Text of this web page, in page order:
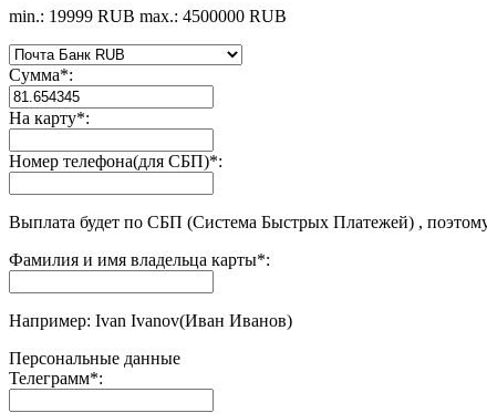
min.: 19999 RUB max.: 4500000 RUB
Сумма*:
На карту*:
Номер телефона(для СБП)*:
Выплата будет по СБП (Система Быстрых Платежей) ,
Фамилия и имя владельца карты*:
Например: Ivan Ivanov(Иван Иванов)
Персональные данные
Телеграмм*: